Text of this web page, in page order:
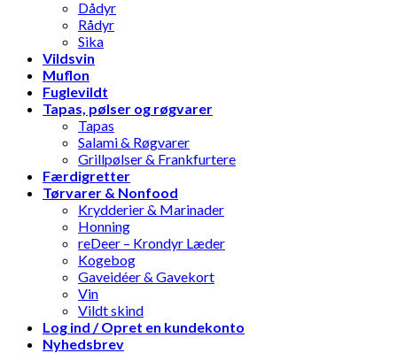
Dådyr
Rådyr
Sika
Vildsvin
Muflon
Fuglevildt
Tapas, pølser og røgvarer
Tapas
Salami & Røgvarer
Grillpølser & Frankfurtere
Færdigretter
Tørvarer & Nonfood
Krydderier & Marinader
Honning
reDeer – Krondyr Læder
Kogebog
Gaveidéer & Gavekort
Vin
Vildt skind
Log ind / Opret en kundekonto
Nyhedsbrev